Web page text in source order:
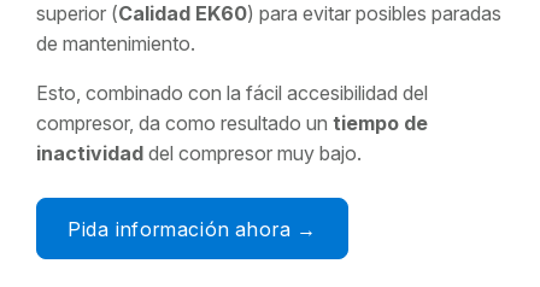
superior (Calidad EK60) para evitar posibles paradas
de mantenimiento.
Esto, combinado con la fácil accesibilidad del
compresor, da como resultado un tiempo de
inactividad del compresor muy bajo.
Pida información ahora →